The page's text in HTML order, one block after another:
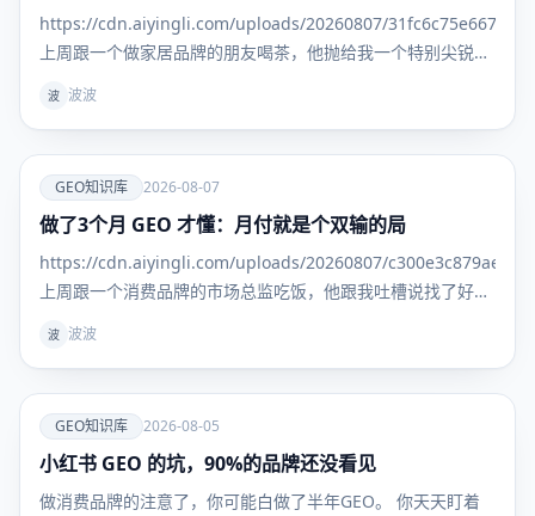
https://cdn.aiyingli.com/uploads/20260807/
上周跟一个做家居品牌的朋友喝茶，他抛给我一个特别尖锐的
样。更离谱
波 波波
爱
GEO知识
库
GEO知识库 2026-08-07
做了3个月 GEO 才懂：月付就是个双输的局
https://cdn.aiyingli.com/uploads/20260807/
上周跟一个消费品牌的市场总监吃饭，他跟我吐槽说找了好几
月，效果好
波 波波
爱
GEO知识
GEO知识库 2026-08-05
小红书 GEO 的坑，90%的品牌还没看见
做消费品牌的注意了，你可能白做了半年GEO。 你天天盯着